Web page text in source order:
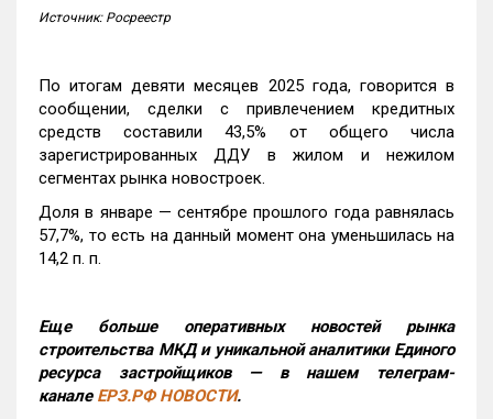
Источник: Росреестр
По итогам девяти месяцев 2025 года, говорится в
сообщении, сделки с привлечением кредитных
средств составили 43,5% от общего числа
зарегистрированных ДДУ в жилом и нежилом
сегментах рынка новостроек.
Доля в январе — сентябре прошлого года равнялась
57,7%, то есть на данный момент она уменьшилась на
14,2 п. п.
Еще больше оперативных новостей рынка
строительства МКД и уникальной аналитики Единого
ресурса застройщиков — в нашем телеграм-
канале ЕРЗ.РФ НОВОСТИ.